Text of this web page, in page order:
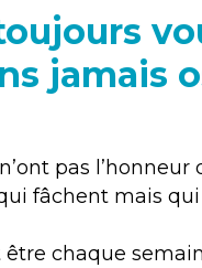
jamais
pas l’honneur
fâchent mais
chaque